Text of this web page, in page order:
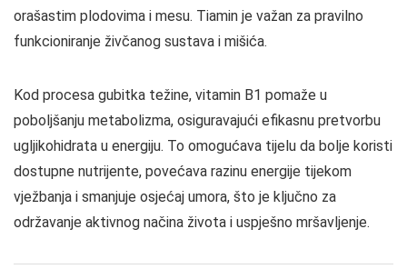
orašastim plodovima i mesu. Tiamin je važan za pravilno
funkcioniranje živčanog sustava i mišića.
Kod procesa gubitka težine, vitamin B1 pomaže u
poboljšanju metabolizma, osiguravajući efikasnu pretvorbu
ugljikohidrata u energiju. To omogućava tijelu da bolje koristi
dostupne nutrijente, povećava razinu energije tijekom
vježbanja i smanjuje osjećaj umora, što je ključno za
održavanje aktivnog načina života i uspješno mršavljenje.